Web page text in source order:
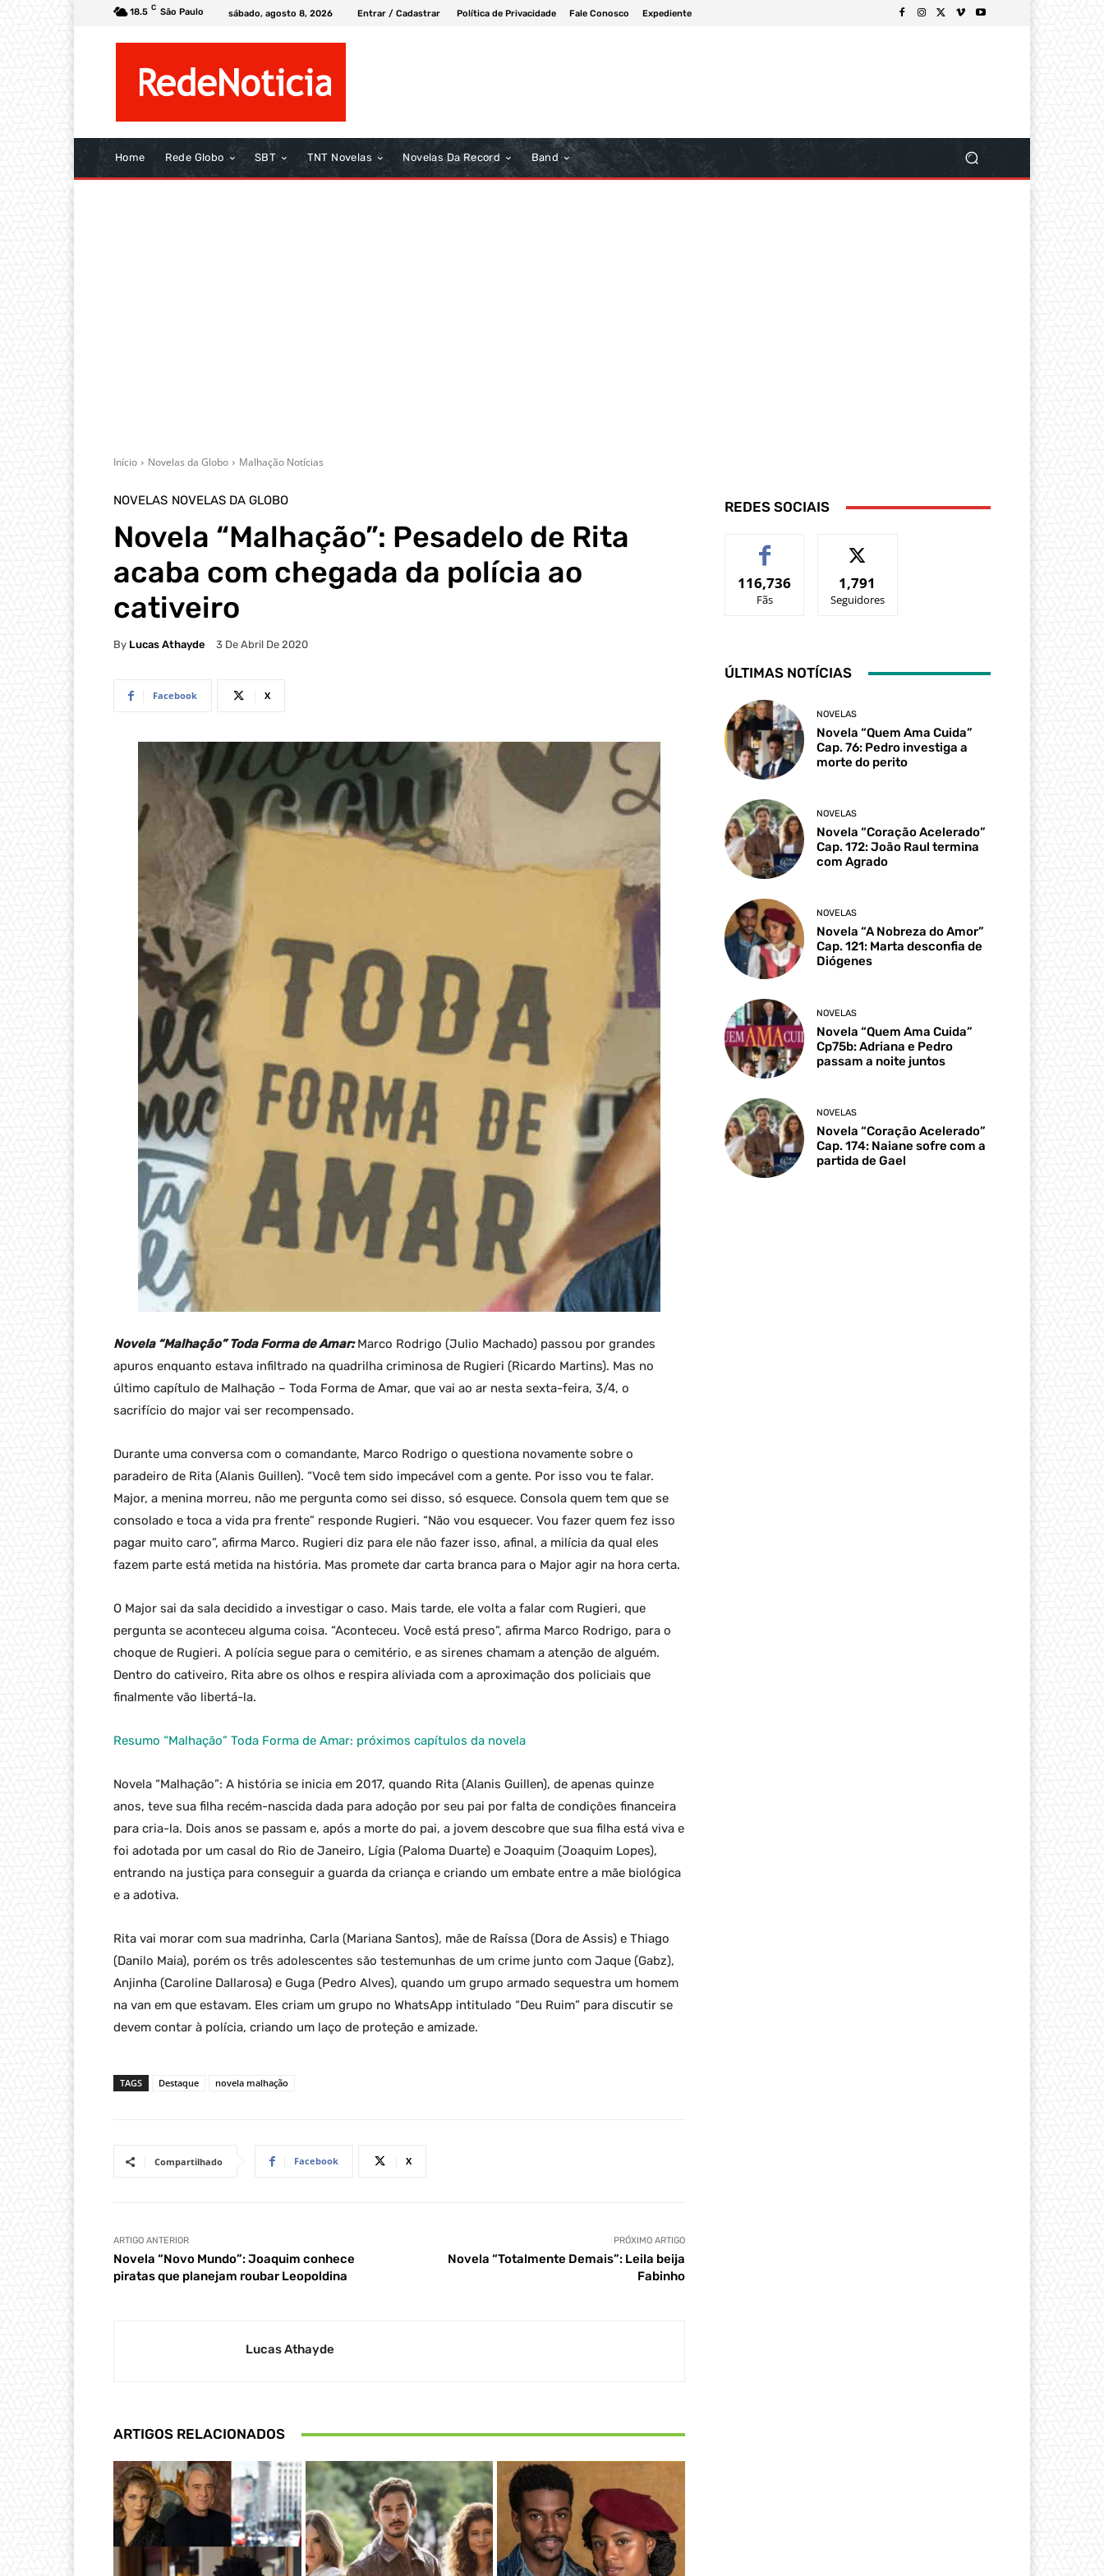
18.5 C São Paulo sábado, agosto 8, 2026 Entrar / Cadastrar Política de Privacidade Fale Conosco Expediente
Home Rede Globo SBT TNT Novelas Novelas Da Record Band
Início Novelas da Globo Malhação Notícias
NOVELAS NOVELAS DA GLOBO
Novela “Malhação”: Pesadelo de Rita
acaba com chegada da polícia ao
cativeiro
By Lucas Athayde 3 De Abril De 2020
Facebook X
Novela “Malhação” Toda Forma de Amar:Marco Rodrigo (Julio Machado) passou por grandes
apuros enquanto estava infiltrado na quadrilha criminosa de Rugieri (Ricardo Martins). Mas no
último capítulo de Malhação – Toda Forma de Amar, que vai ao ar nesta sexta-feira, 3/4, o
sacrifício do major vai ser recompensado.
Durante uma conversa com o comandante, Marco Rodrigo o questiona novamente sobre o
paradeiro de Rita (Alanis Guillen). “Você tem sido impecável com a gente. Por isso vou te falar.
Major, a menina morreu, não me pergunta como sei disso, só esquece. Consola quem tem que se
consolado e toca a vida pra frente” responde Rugieri. “Não vou esquecer. Vou fazer quem fez isso
pagar muito caro”, afirma Marco. Rugieri diz para ele não fazer isso, afinal, a milícia da qual eles
fazem parte está metida na história. Mas promete dar carta branca para o Major agir na hora certa.
O Major sai da sala decidido a investigar o caso. Mais tarde, ele volta a falar com Rugieri, que
pergunta se aconteceu alguma coisa. “Aconteceu. Você está preso”, afirma Marco Rodrigo, para o
choque de Rugieri. A polícia segue para o cemitério, e as sirenes chamam a atenção de alguém.
Dentro do cativeiro, Rita abre os olhos e respira aliviada com a aproximação dos policiais que
finalmente vão libertá-la.
Resumo “Malhação” Toda Forma de Amar: próximos capítulos da novela
Novela “Malhação”: A história se inicia em 2017, quando Rita (Alanis Guillen), de apenas quinze
anos, teve sua filha recém-nascida dada para adoção por seu pai por falta de condições financeira
para cria-la. Dois anos se passam e, após a morte do pai, a jovem descobre que sua filha está viva e
foi adotada por um casal do Rio de Janeiro, Lígia (Paloma Duarte) e Joaquim (Joaquim Lopes),
entrando na justiça para conseguir a guarda da criança e criando um embate entre a mãe biológica
e a adotiva.
Rita vai morar com sua madrinha, Carla (Mariana Santos), mãe de Raíssa (Dora de Assis) e Thiago
(Danilo Maia), porém os três adolescentes são testemunhas de um crime junto com Jaque (Gabz),
Anjinha (Caroline Dallarosa) e Guga (Pedro Alves), quando um grupo armado sequestra um homem
na van em que estavam. Eles criam um grupo no WhatsApp intitulado “Deu Ruim” para discutir se
devem contar à polícia, criando um laço de proteção e amizade.
TAGS Destaque novela malhação
Compartilhado Facebook X
ARTIGO ANTERIOR
Novela “Novo Mundo”: Joaquim conhece
piratas que planejam roubar Leopoldina
PRÓXIMO ARTIGO
Novela “Totalmente Demais”: Leila beija
Fabinho
Lucas Athayde
ARTIGOS RELACIONADOS
REDES SOCIAIS
116,736
Fãs
1,791
Seguidores
ÚLTIMAS NOTÍCIAS
NOVELAS
Novela “Quem Ama Cuida”
Cap. 76: Pedro investiga a
morte do perito
NOVELAS
Novela “Coração Acelerado”
Cap. 172: João Raul termina
com Agrado
NOVELAS
Novela “A Nobreza do Amor”
Cap. 121: Marta desconfia de
Diógenes
NOVELAS
Novela “Quem Ama Cuida”
Cp75b: Adriana e Pedro
passam a noite juntos
NOVELAS
Novela “Coração Acelerado”
Cap. 174: Naiane sofre com a
partida de Gael